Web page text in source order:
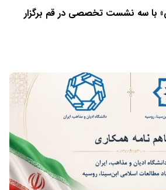
با سه نشست تخصصی در قم برگزار